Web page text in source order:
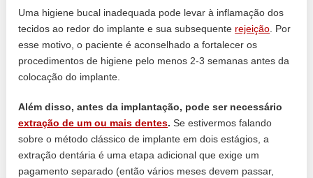
Uma higiene bucal inadequada pode levar à inflamação dos
tecidos ao redor do implante e sua subsequente rejeição . Por
esse motivo, o paciente é aconselhado a fortalecer os
procedimentos de higiene pelo menos 2-3 semanas antes da
colocação do implante.
Além disso, antes da implantação, pode ser necessário
extração de um ou mais dentes. Se estivermos falando
sobre o método clássico de implante em dois estágios, a
extração dentária é uma etapa adicional que exige um
pagamento separado (então vários meses devem passar,